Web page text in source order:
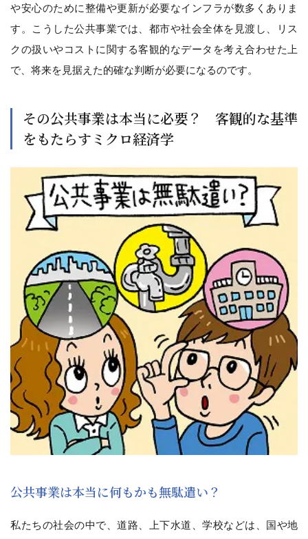
や安心のために整備や更新が必要なインフラが数多くありま
す。こうした公共事業では、都市や社会全体を見渡し、リス
クの扱いやコストに関する客観的なデータを考え合わせた上
で、将来を見据えた的確な判断が必要になるのです。
その公共事業は本当に必要？ 客観的な基準
をもたらすミクロ経済学
公共事業は本当に何もかも無駄遣い？
私たちの社会の中で、道路、上下水道、学校などは、国や地